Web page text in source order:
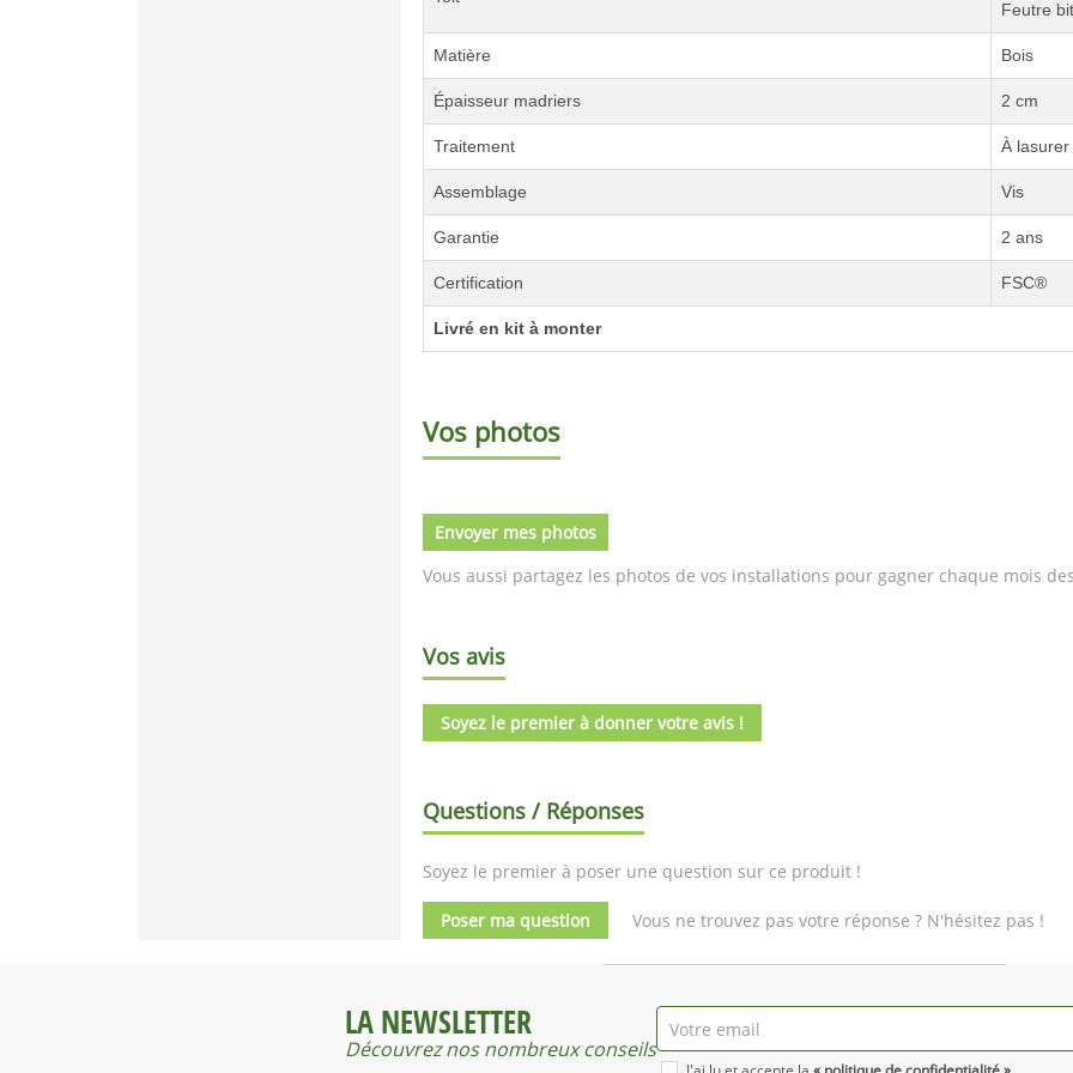
Feutre
Matière Bois
Épaisseur madriers 2 cm
Traitement À lasurer
Assemblage Vis
Garantie 2 ans
Certification FSC®
Livré en kit à monter
Vos photos
Envoyer mes photos
Vous aussi partagez les photos de vos installations pour gagner chaque mois
Vos avis
Soyez le premier à donner votre avis !
Questions / Réponses
Soyez le premier à poser une question sur ce produit !
Poser ma question Vous ne trouvez pas votre réponse ? N'hésitez pas !
LA NEWSLETTER
Découvrez nos nombreux conseils